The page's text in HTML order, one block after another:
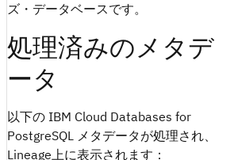
ズ・データベースです。
処理済みのメタデ
ータ
以下の IBM Cloud Databases for
PostgreSQL メタデータが処理され、
Lineage上に表示されます：